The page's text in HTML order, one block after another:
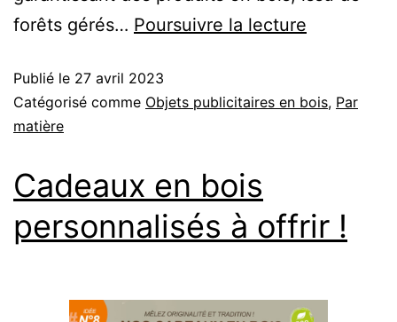
forêts gérés… Poursuivre la lecture
Publié le 27 avril 2023
Catégorisé comme Objets publicitaires en bois, Par
matière
Cadeaux en bois
personnalisés à offrir !